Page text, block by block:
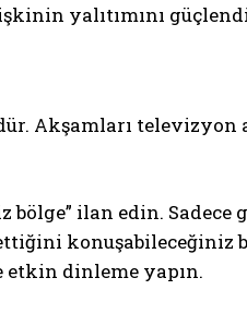
yalıtımını
Akşamları televizyon
ilan edin. Sadece
konuşabileceğiniz
etkin dinleme yapın.